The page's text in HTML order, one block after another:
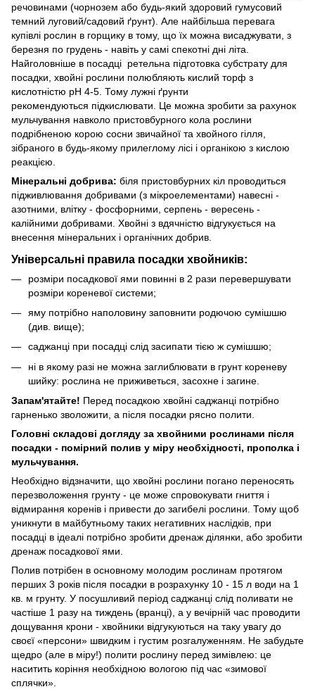
речовинами (чорнозем або будь-який здоровий гумусовий
темний луговий/садовий ґрунт). Але найбільша перевага
купівлі рослин в горщику в тому, що їх можна висаджувати, з
березня по грудень - навіть у самі спекотні дні літа.
Найголовніше в посадці ретельна підготовка субстрату для
посадки, хвойні рослини полюбляють кислий торф з
кислотністю рН 4-5. Тому лужні ґрунти
рекомендуються підкислювати. Це можна зробити за рахунок
мульчування навколо пристовбурного кола рослини
подрібненою корою сосни звичайної та хвойного гілля,
зібраного в будь-якому прилеглому лісі і органікою з кислою
реакцією.
Мінеральні добрива: біля пристовбурних кіл проводиться
підживлювання добривами (з мікроелементами) навесні -
азотними, влітку - фосфорними, серпень - вересень -
калійними добривами. Хвойні з вдячністю відгукується на
внесення мінеральних і органічних добрив.
Універсальні правила посадки хвойників:
розміри посадкової ями повинні в 2 рази перевершувати
розміри кореневої системи;
яму потрібно наполовину заповнити родючою сумішшю
(див. вище);
саджанці при посадці слід засипати тією ж сумішшю;
ні в якому разі не можна заглиблювати в грунт кореневу
шийку: рослина не приживеться, засохне і загине.
Запам'ятайте! Перед посадкою хвойні саджанці потрібно
гарненько зволожити, а після посадки рясно полити.
Головні складові догляду за хвойними рослинами після
посадки - помірний полив у міру необхідності, прополка і
мульчування.
Необхідно відзначити, що хвойні рослини погано переносять
перезволоження грунту - це може спровокувати гниття і
відмирання коренів і привести до загибелі рослини. Тому щоб
уникнути в майбутньому таких негативних наслідків, при
посадці в ідеалі потрібно зробити дренаж ділянки, або зробити
дренаж посадкової ями.
Полив потрібен в основному молодим рослинам протягом
перших 3 років після посадки в розрахунку 10 - 15 л води на 1
кв. м грунту. У посушливий період саджанці слід поливати не
частіше 1 разу на тиждень (вранці), а у вечірній час проводити
дощування крони - хвойники відгукуються на таку увагу до
своєї «персони» швидким і густим розгалуженням. Не забудьте
щедро (але в міру!) полити рослину перед зимівлею: це
наситить коріння необхідною вологою під час «зимової
сплячки».